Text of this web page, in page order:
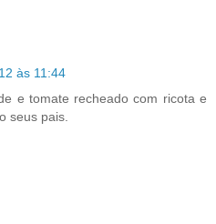
às 11:44
e tomate recheado com ricota e
seus pais.